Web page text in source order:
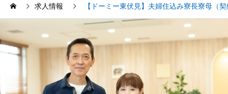
求人情報 【ドーミー東伏見】夫婦住込み寮長寮母（